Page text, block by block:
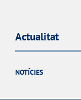
Actualitat
NOTÍCIES